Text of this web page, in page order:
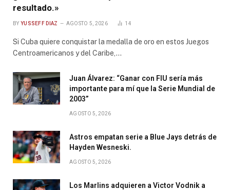
resultado.»
BY YUSSEFF DIAZ AGOSTO 5, 2026 14
Si Cuba quiere conquistar la medalla de oro en estos Juegos
Centroamericanos y del Caribe,…
Juan Álvarez: “Ganar con FIU sería más
importante para mí que la Serie Mundial de
2003”
AGOSTO 5, 2026
Astros empatan serie a Blue Jays detrás de
Hayden Wesneski.
AGOSTO 5, 2026
Los Marlins adquieren a Victor Vodnik a